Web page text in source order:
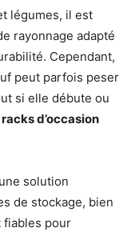
légumes, il est
rayonnage adapté
Cependant,
peut parfois peser
si elle débute ou
racks d’occasion
solution
de stockage, bien
fiables pour